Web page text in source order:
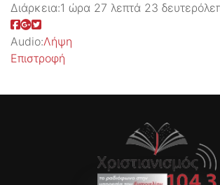
Διάρκεια:1 ώρα 27 λεπτά 23
Audio:Λήψη
Επιστροφή